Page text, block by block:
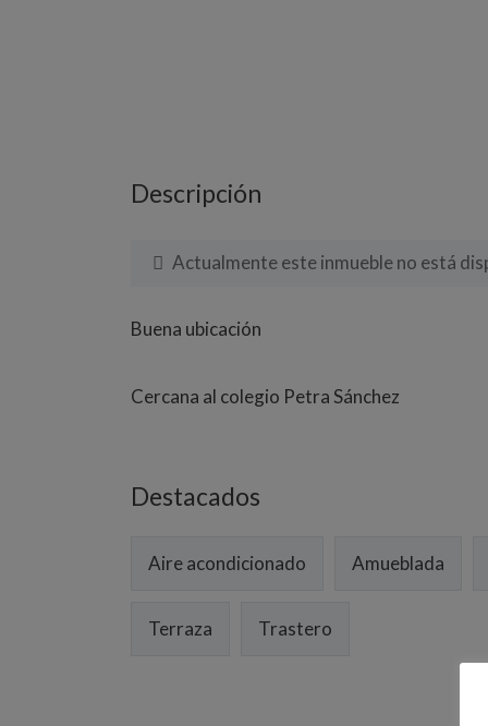
Descripción
Actualmente este inmueble no está
Buena ubicación
Cercana al colegio Petra Sánchez
Destacados
Aire acondicionado Amueblada
Terraza Trastero